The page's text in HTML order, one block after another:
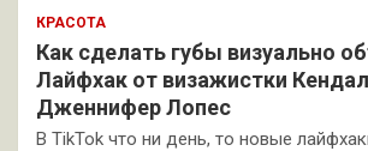
КРАСОТА
Как сделать губы визуально
Лайфхак от визажистки
Дженнифер Лопес
В TikTok что ни день, то новые